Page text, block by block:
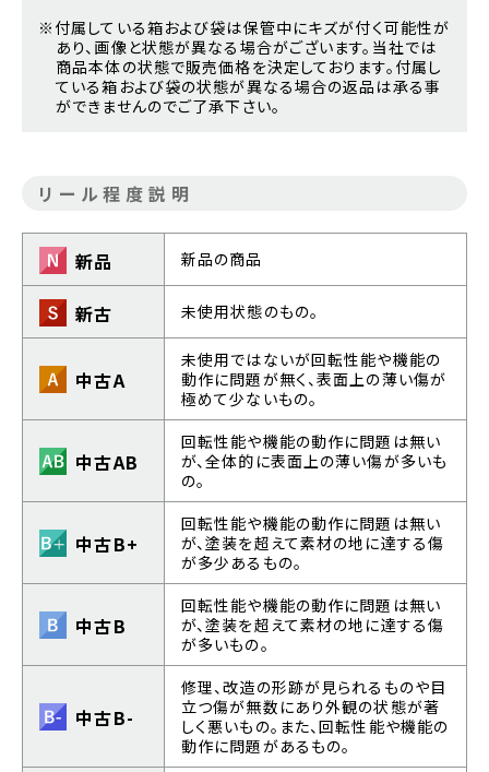
※付属している箱および袋は保管中にキズが付く可能性が
あり、画像と状態が異なる場合がございます。当社では
商品本体の状態で販売価格を決定しております。付属し
ている箱および袋の状態が異なる場合の返品は承る事
ができませんのでご了承下さい。
リール程度説明
新品 新品の商品
新古 未使用状態のもの。
中古A
未使用ではないが回転性能や機能の
動作に問題が無く、表面上の薄い傷が
極めて少ないもの。
中古AB
回転性能や機能の動作に問題は無い
が、全体的に表面上の薄い傷が多いも
の。
中古B+
回転性能や機能の動作に問題は無い
が、塗装を超えて素材の地に達する傷
が多少あるもの。
中古B
回転性能や機能の動作に問題は無い
が、塗装を超えて素材の地に達する傷
が多いもの。
中古B-
修理、改造の形跡が見られるものや目
立つ傷が無数にあり外観の状態が著
しく悪いもの。また、回転性能や機能の
動作に問題があるもの。